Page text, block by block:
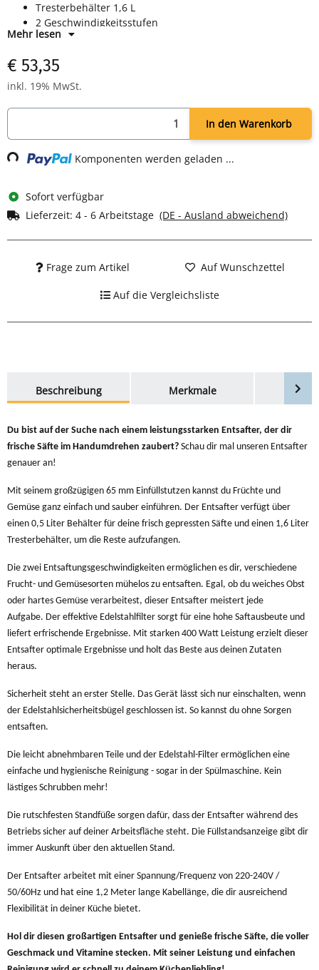
Tresterbehälter 1,6 L
2 Geschwindigkeitsstufen
Füllstandsanzeige
Sicherheitsbügel
Leistung: 400 Watt
Farbe: schwarz/edelstahl
Mehr lesen
€ 53,35
inkl. 19% MwSt.
In den Warenkorb
Loading... Komponenten werden geladen ...
Sofort verfügbar
Lieferzeit: 4 - 6 Arbeitstage (DE - Ausland abweichend)
Frage zum Artikel Auf Wunschzettel
Auf die Vergleichsliste
Beschreibung
Merkmale
Du bist auf der Suche nach einem leistungsstarken Entsafter, der dir
frische Säfte im Handumdrehen zaubert? Schau dir mal unseren Entsafter
genauer an!
Mit seinem großzügigen 65 mm Einfüllstutzen kannst du Früchte und
Gemüse ganz einfach und sauber einführen. Der Entsafter verfügt über
einen 0,5 Liter Behälter für deine frisch gepressten Säfte und einen 1,6 Liter
Tresterbehälter, um die Reste aufzufangen.
Die zwei Entsaftungsgeschwindigkeiten ermöglichen es dir, verschiedene
Frucht- und Gemüsesorten mühelos zu entsaften. Egal, ob du weiches Obst
oder hartes Gemüse verarbeitest, dieser Entsafter meistert jede
Aufgabe. Der effektive Edelstahlfilter sorgt für eine hohe Saftausbeute und
liefert erfrischende Ergebnisse. Mit starken 400 Watt Leistung erzielt dieser
Entsafter optimale Ergebnisse und holt das Beste aus deinen Zutaten
heraus.
Sicherheit steht an erster Stelle. Das Gerät lässt sich nur einschalten, wenn
der Edelstahlsicherheitsbügel geschlossen ist. So kannst du ohne Sorgen
entsaften.
Die leicht abnehmbaren Teile und der Edelstahl-Filter ermöglichen eine
einfache und hygienische Reinigung - sogar in der Spülmaschine. Kein
lästiges Schrubben mehr!
Die rutschfesten Standfüße sorgen dafür, dass der Entsafter während des
Betriebs sicher auf deiner Arbeitsfläche steht. Die Füllstandsanzeige gibt dir
immer Auskunft über den aktuellen Stand.
Der Entsafter arbeitet mit einer Spannung/Frequenz von 220-240V /
50/60Hz und hat eine 1,2 Meter lange Kabellänge, die dir ausreichend
Flexibilität in deiner Küche bietet.
Hol dir diesen großartigen Entsafter und genieße frische Säfte, die voller
Geschmack und Vitamine stecken. Mit seiner Leistung und einfachen